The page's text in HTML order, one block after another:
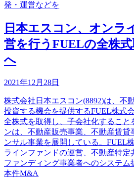
発・運営などを
日本エスコン、オンラ
営を行うFUELの全株
へ
2021年12月28日
株式会社日本エスコン(8892)は、不
投資する機会を提供するFUEL株式
全株式を取得し、子会社化すること
ンは、不動産販売事業、不動産賃貸
ンサル事業を展開している。FUEL
ラインファンドの運営、不動産特定
ファンディング事業者へのシステム
本件M&A